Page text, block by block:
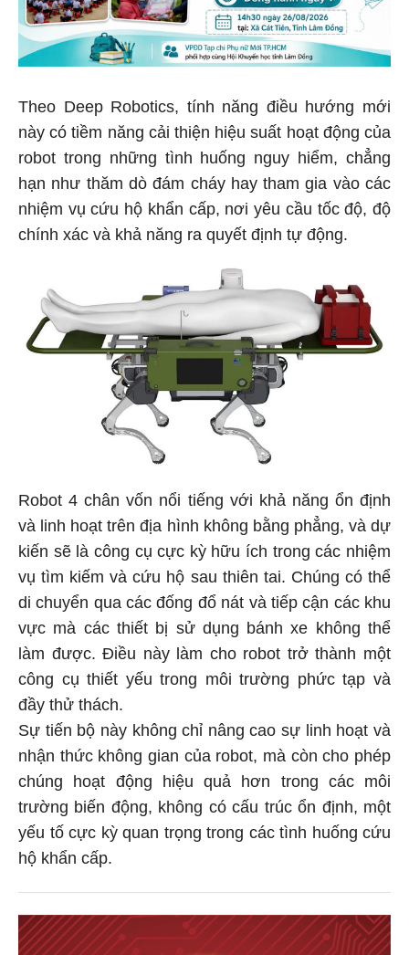
Theo Deep Robotics, tính năng điều hướng mới
này có tiềm năng cải thiện hiệu suất hoạt động của
robot trong những tình huống nguy hiểm, chẳng
hạn như thăm dò đám cháy hay tham gia vào các
nhiệm vụ cứu hộ khẩn cấp, nơi yêu cầu tốc độ, độ
chính xác và khả năng ra quyết định tự động.
Robot 4 chân vốn nổi tiếng với khả năng ổn định
và linh hoạt trên địa hình không bằng phẳng, và dự
kiến sẽ là công cụ cực kỳ hữu ích trong các nhiệm
vụ tìm kiếm và cứu hộ sau thiên tai. Chúng có thể
di chuyển qua các đống đổ nát và tiếp cận các khu
vực mà các thiết bị sử dụng bánh xe không thể
làm được. Điều này làm cho robot trở thành một
công cụ thiết yếu trong môi trường phức tạp và
đầy thử thách.
Sự tiến bộ này không chỉ nâng cao sự linh hoạt và
nhận thức không gian của robot, mà còn cho phép
chúng hoạt động hiệu quả hơn trong các môi
trường biến động, không có cấu trúc ổn định, một
yếu tố cực kỳ quan trọng trong các tình huống cứu
hộ khẩn cấp.